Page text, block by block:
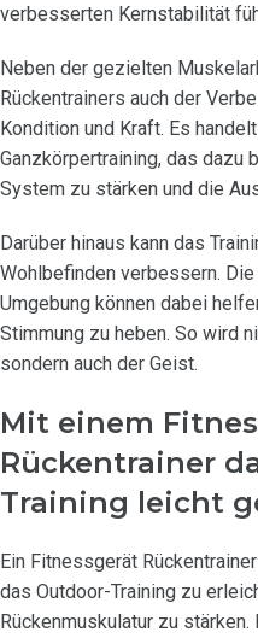
verbesserten Kernstabilität
Neben der gezielten
Rückentrainers auch der
Kondition und Kraft. Es
Ganzkörpertraining, das dazu
System zu stärken und die
Darüber hinaus kann das
Wohlbefinden verbessern.
Umgebung können dabei
Stimmung zu heben. So wird
sondern auch der Geist.
Mit einem
Rückentrainer
Training leicht
Ein Fitnessgerät
das Outdoor-Training zu
Rückenmuskulatur zu